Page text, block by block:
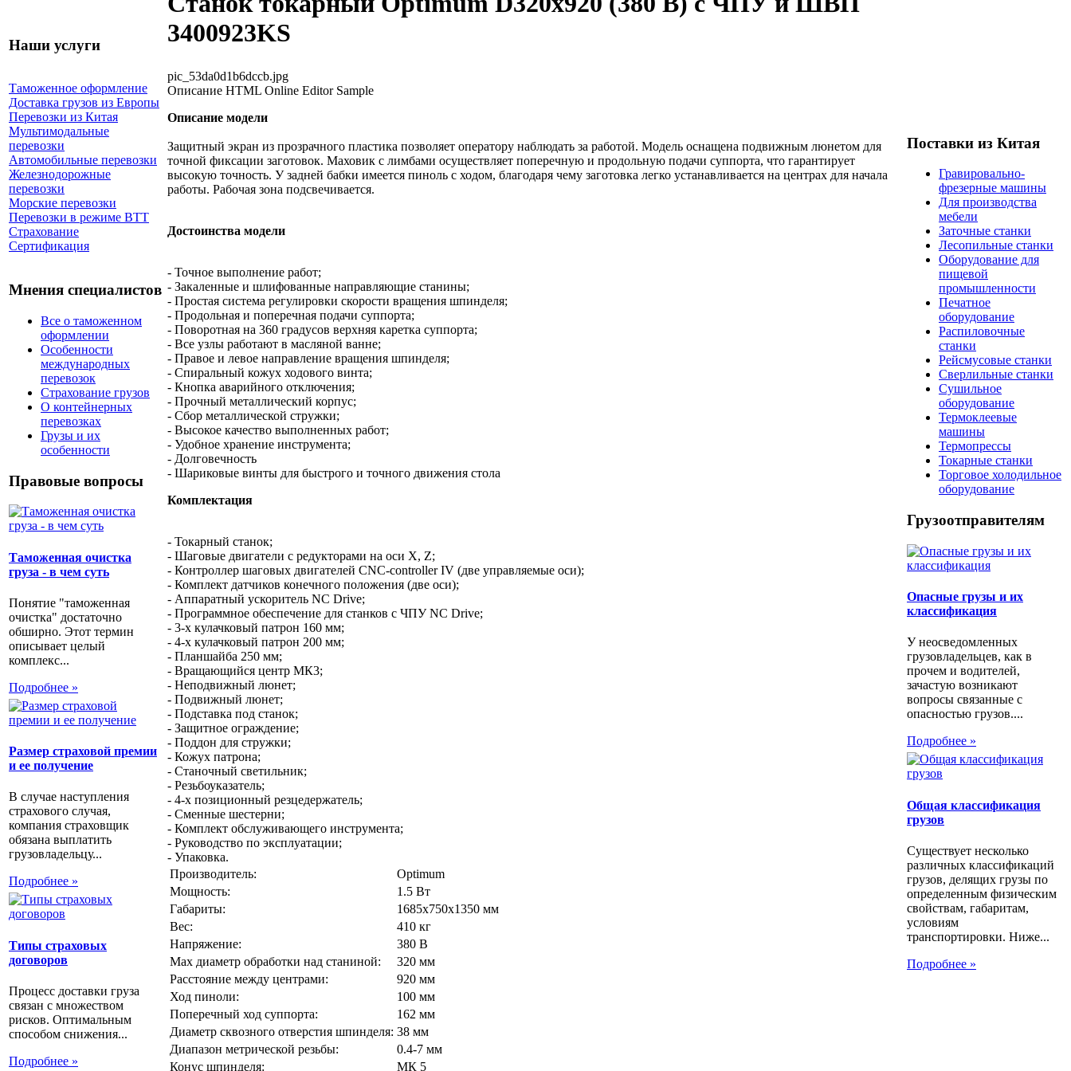
Наши услуги
Таможенное оформление
Доставка грузов из Европы
Перевозки из Китая
Мультимодальные
перевозки
Автомобильные перевозки
Железнодорожные
перевозки
Морские перевозки
Перевозки в режиме ВТТ
Страхование
Сертификация
Мнения специалистов
Все о таможенном
оформлении
Особенности
международных
перевозок
Страхование грузов
О контейнерных
перевозках
Грузы и их
особенности
Правовые вопросы
Таможенная очистка
груза - в чем суть
Понятие "таможенная
очистка" достаточно
обширно. Этот термин
описывает целый
комплекс...
Подробнее »
Размер страховой премии
и ее получение
В случае наступления
страхового случая,
компания страховщик
обязана выплатить
грузовладельцу...
Подробнее »
Типы страховых
договоров
Процесс доставки груза
связан с множеством
рисков. Оптимальным
способом снижения...
Подробнее »
3400923KS
pic_53da0d1b6dccb.jpg
Описание HTML Online Editor Sample
Описание модели
Защитный экран из прозрачного пластика позволяет оператору наблюдать за работой. Модель оснащена подвижным люнетом для
точной фиксации заготовок. Маховик с лимбами осуществляет поперечную и продольную подачи суппорта, что гарантирует
высокую точность. У задней бабки имеется пиноль с ходом, благодаря чему заготовка легко устанавливается на центрах для начала
работы. Рабочая зона подсвечивается.
Достоинства модели
- Точное выполнение работ;
- Закаленные и шлифованные направляющие станины;
- Простая система регулировки скорости вращения шпинделя;
- Продольная и поперечная подачи суппорта;
- Поворотная на 360 градусов верхняя каретка суппорта;
- Все узлы работают в масляной ванне;
- Правое и левое направление вращения шпинделя;
- Спиральный кожух ходового винта;
- Кнопка аварийного отключения;
- Прочный металлический корпус;
- Сбор металлической стружки;
- Высокое качество выполненных работ;
- Удобное хранение инструмента;
- Долговечность
- Шариковые винты для быстрого и точного движения стола
Комплектация
- Токарный станок;
- Шаговые двигатели с редукторами на оси X, Z;
- Контроллер шаговых двигателей CNC-controller IV (две управляемые оси);
- Комплект датчиков конечного положения (две оси);
- Аппаратный ускоритель NC Drive;
- Программное обеспечение для станков с ЧПУ NC Drive;
- 3-х кулачковый патрон 160 мм;
- 4-х кулачковый патрон 200 мм;
- Планшайба 250 мм;
- Вращающийся центр МК3;
- Неподвижный люнет;
- Подвижный люнет;
- Подставка под станок;
- Защитное ограждение;
- Поддон для стружки;
- Кожух патрона;
- Станочный светильник;
- Резьбоуказатель;
- 4-х позиционный резцедержатель;
- Сменные шестерни;
- Комплект обслуживающего инструмента;
- Руководство по эксплуатации;
- Упаковка.
Производитель:
Optimum
Мощность:
1.5 Вт
Габариты:
1685х750х1350 мм
Вес:
410 кг
Напряжение:
380 В
Max диаметр обработки над станиной:
320 мм
Расстояние между центрами:
920 мм
Ход пиноли:
100 мм
Поперечный ход суппорта:
162 мм
Диаметр сквозного отверстия шпинделя: 38 мм
Диапазон метрической резьбы:
0.4-7 мм
Конус шпинделя:
МК 5
Поставки из Китая
Гравировально-
фрезерные машины
Для производства
мебели
Заточные станки
Лесопильные станки
Оборудование для
пищевой
промышленности
Печатное
оборудование
Распиловочные
станки
Рейсмусовые станки
Сверлильные станки
Сушильное
оборудование
Термоклеевые
машины
Термопрессы
Токарные станки
Торговое холодильное
оборудование
Грузоотправителям
Опасные грузы и их
классификация
У неосведомленных
грузовладельцев, как в
прочем и водителей,
зачастую возникают
вопросы связанные с
опасностью грузов....
Подробнее »
Общая классификация
грузов
Существует несколько
различных классификаций
грузов, делящих грузы по
определенным физическим
свойствам, габаритам,
условиям
транспортировки. Ниже...
Подробнее »